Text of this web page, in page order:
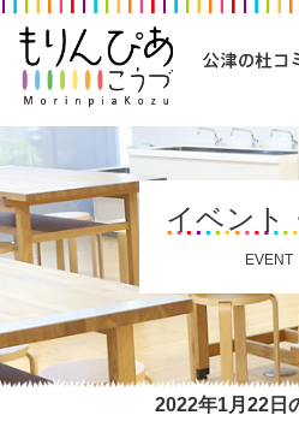
イベント
EVENT
2022年1月22日